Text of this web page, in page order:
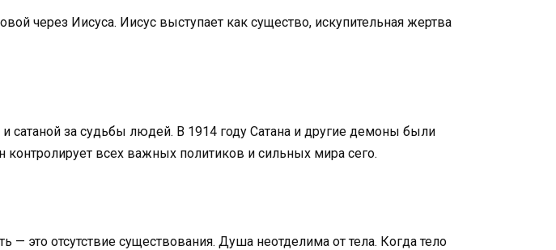
через Иисуса. Иисус выступает как существо, искупительная жертва
сатаной за судьбы людей. В 1914 году Сатана и другие демоны были
всех важных политиков и сильных мира сего.
это отсутствие существования. Душа неотделима от тела. Когда тело